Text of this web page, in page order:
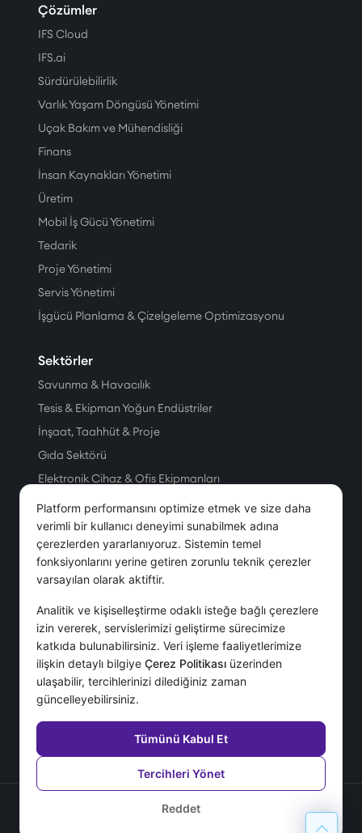
Çözümler
IFS Cloud
IFS.ai
Sürdürülebilirlik
Varlık Yaşam Döngüsü Yönetimi
Uçak Bakım ve Mühendisliği
Finans
İnsan Kaynakları Yönetimi
Üretim
Mobil İş Gücü Yönetimi
Tedarik
Proje Yönetimi
Servis Yönetimi
İşgücü Planlama & Çizelgeleme Optimizasyonu
Sektörler
Savunma & Havacılık
Tesis & Ekipman Yoğun Endüstriler
İnşaat, Taahhüt & Proje
Gıda Sektörü
Elektronik Cihaz & Ofis Ekipmanları
Üretim
Petrol & Doğal Gaz
Tesis Yönetim Hizmetleri
Telekom
Hizmetler
Danışmanlık Hizmetleri
Destek Hizmetleri
Platform performansını optimize etmek ve size daha
verimli bir kullanıcı deneyimi sunabilmek adına
çerezlerden yararlanıyoruz. Sistemin temel
fonksiyonlarını yerine getiren zorunlu teknik çerezler
varsayılan olarak aktiftir.
Analitik ve kişiselleştirme odaklı isteğe bağlı çerezlere
izin vererek, servislerimizi geliştirme sürecimize
katkıda bulunabilirsiniz. Veri işleme faaliyetlerimize
ilişkin detaylı bilgiye Çerez Politikası üzerinden
ulaşabilir, tercihlerinizi dilediğiniz zaman
güncelleyebilirsiniz.
Tümünü Kabul Et
Tercihleri Yönet
Reddet